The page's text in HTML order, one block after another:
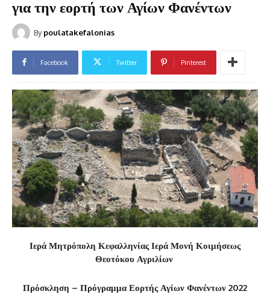
για την εορτή των Αγίων Φανέντων
By poulatakefalonias
Facebook Twitter Pinterest
Ιερά Μητρόπολη Κεφαλληνίας Ιερά Μονή Κοιμήσεως
Θεοτόκου Αγριλίων
Πρόσκληση – Πρόγραμμα Εορτής Αγίων Φανέντων 2022